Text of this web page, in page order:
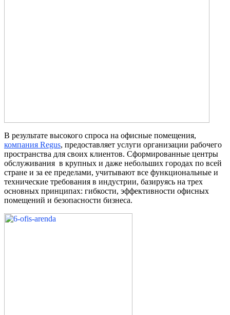
В результате высокого спроса на офисные помещения,
компания Regus, предоставляет услуги организации рабочего
пространства для своих клиентов. Сформированные центры
обслуживания в крупных и даже небольших городах по всей
стране и за ее пределами, учитывают все функциональные и
технические требования в индустрии, базируясь на трех
основных принципах: гибкости, эффективности офисных
помещений и безопасности бизнеса.